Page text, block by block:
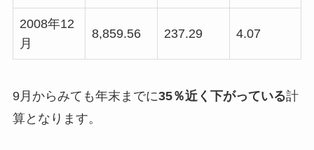
2008年12
月
8,859.56 237.29 4.07
9月からみても年末までに35％近く下がっている計
算となります。